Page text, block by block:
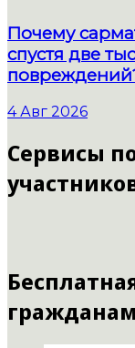
Почему
спустя две
4 Авг 2026
Сервисы
гражданам